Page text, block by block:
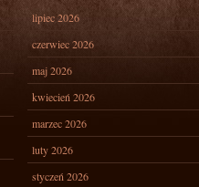
lipiec 2026
czerwiec 2026
maj 2026
kwiecień 2026
marzec 2026
luty 2026
styczeń 2026